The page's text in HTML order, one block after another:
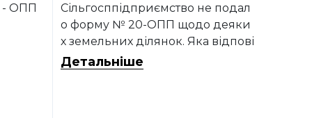
свідоцтві про реєстрацію трансп
ортного засобу власником зазна
чено фізичну особу без статусу пі
дприємця?
- ОПП
Сільгосппідприємство не подал
о форму № 20-ОПП щодо деяки
х земельних ділянок. Яка відпові
дальність?
Детальніше